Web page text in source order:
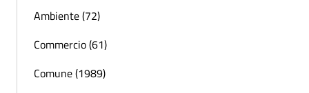
Ambiente (72)
Commercio (61)
Comune (1989)